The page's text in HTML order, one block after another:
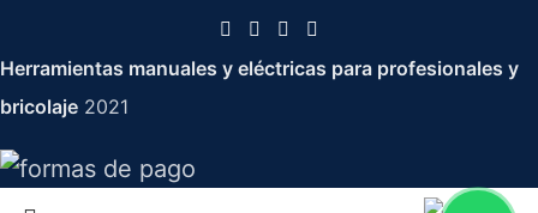
Herramientas manuales y eléctricas para profesionales y
bricolaje 2021